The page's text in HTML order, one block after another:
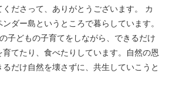
ださって、ありがとうございます。 カ
ダー島というところで暮らしています。
子どもの子育てをしながら、できるだけ
てたり、食べたりしています。自然の恩
だけ自然を壊さずに、共生していこうと